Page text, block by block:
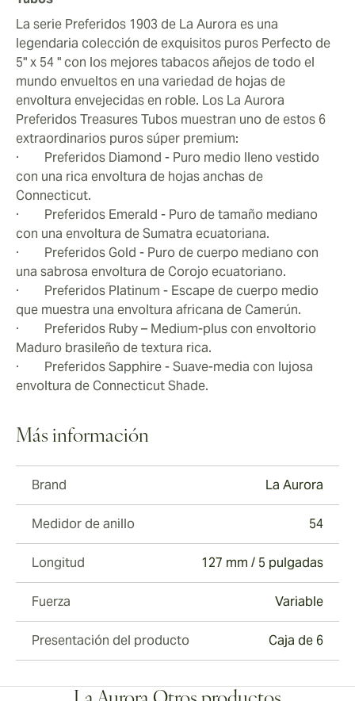
La serie Preferidos 1903 de La Aurora es una
legendaria colección de exquisitos puros Perfecto de
5" x 54 " con los mejores tabacos añejos de todo el
mundo envueltos en una variedad de hojas de
envoltura envejecidas en roble. Los La Aurora
Preferidos Treasures Tubos muestran uno de estos 6
extraordinarios puros súper premium:
· Preferidos Diamond - Puro medio lleno vestido
con una rica envoltura de hojas anchas de
Connecticut.
· Preferidos Emerald - Puro de tamaño mediano
con una envoltura de Sumatra ecuatoriana.
· Preferidos Gold - Puro de cuerpo mediano con
una sabrosa envoltura de Corojo ecuatoriano.
· Preferidos Platinum - Escape de cuerpo medio
que muestra una envoltura africana de Camerún.
· Preferidos Ruby – Medium-plus con envoltorio
Maduro brasileño de textura rica.
· Preferidos Sapphire - Suave-media con lujosa
envoltura de Connecticut Shade.
Más información
Brand La Aurora
Medidor de anillo 54
Longitud 127 mm / 5 pulgadas
Fuerza Variable
Presentación del producto Caja de 6